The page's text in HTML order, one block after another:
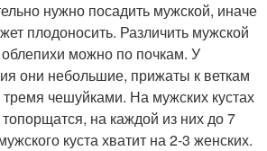
нужно посадить мужской, иначе
плодоносить. Различить мужской
можно по почкам. У
они небольшие, прижаты к веткам
чешуйками. На мужских кустах
на каждой из них до 7
куста хватит на 2-3 женских.